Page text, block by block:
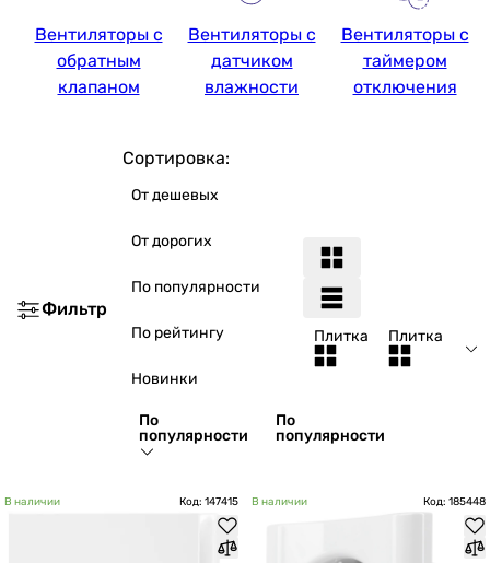
Вентиляторы с
обратным
клапаном
Вентиляторы с
датчиком
влажности
Вентиляторы с
таймером
отключения
Фильтр
Сортировка:
От дешевых
От дорогих
По популярности
По рейтингу
Новинки
По
популярности
По
популярности
Плитка Плитка
В наличии Код: 147415 В наличии Код: 185448